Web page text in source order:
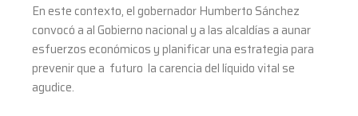
En este contexto, el gobernador Humberto Sánchez
convocó a al Gobierno nacional y a las alcaldías a aunar
esfuerzos económicos y planificar una estrategia para
prevenir que a futuro la carencia del líquido vital se
agudice.